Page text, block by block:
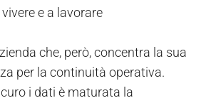
e a lavorare
che, però, concentra la sua
per la continuità operativa.
i dati è maturata la